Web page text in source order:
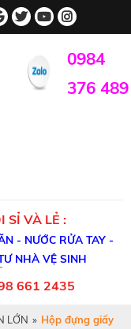
SỈ VÀ LẺ :
- NƯỚC RỬA TAY -
NHÀ VỆ SINH
661 2435
0984
376 489
LỚN » Hộp đựng giấy